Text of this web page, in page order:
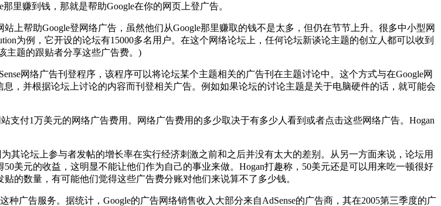
里赚到钱，那就是帮助Google在你的网页上登广告。
帮助Google登网络广告，虽然他们从Google那里赚取的钱不是太多，但仍在节节上升。很多中小型网
为例，它开设的论坛有15000多名用户。在这个网络论坛上，任何论坛新谈论主题的创立人都可以收到
主题的跟贴者分享这些广告费。)
网络广告刊登程序，该程序可以将论坛某个主题相关的广告刊在主题讨论中。这个方式与在Google网
，并根据论坛上讨论的内容而刊登相关广告。例如如果论坛的讨论主题是关于电脑硬件的话，就可能会
付1万美元的网络广告费用。网络广告费用的多少取决于有多少人看到或者点击这些网络广告。Hogan
论坛上参与者发帖的增长率在实行经济刺激之前和之后并没有太大的差别。从另一方面来说，论坛用
美元的收益，这明显不能让他们作为自己的事业来做。Hogan打趣称，50美元还是可以用来吃一顿很好
的数量，有可能他们觉得这些广告费分账对他们来说算不了多少钱。
广告服务。据统计，Google的广告网络销售收入大部分来自AdSense的广告商，其在2005第三季度的广